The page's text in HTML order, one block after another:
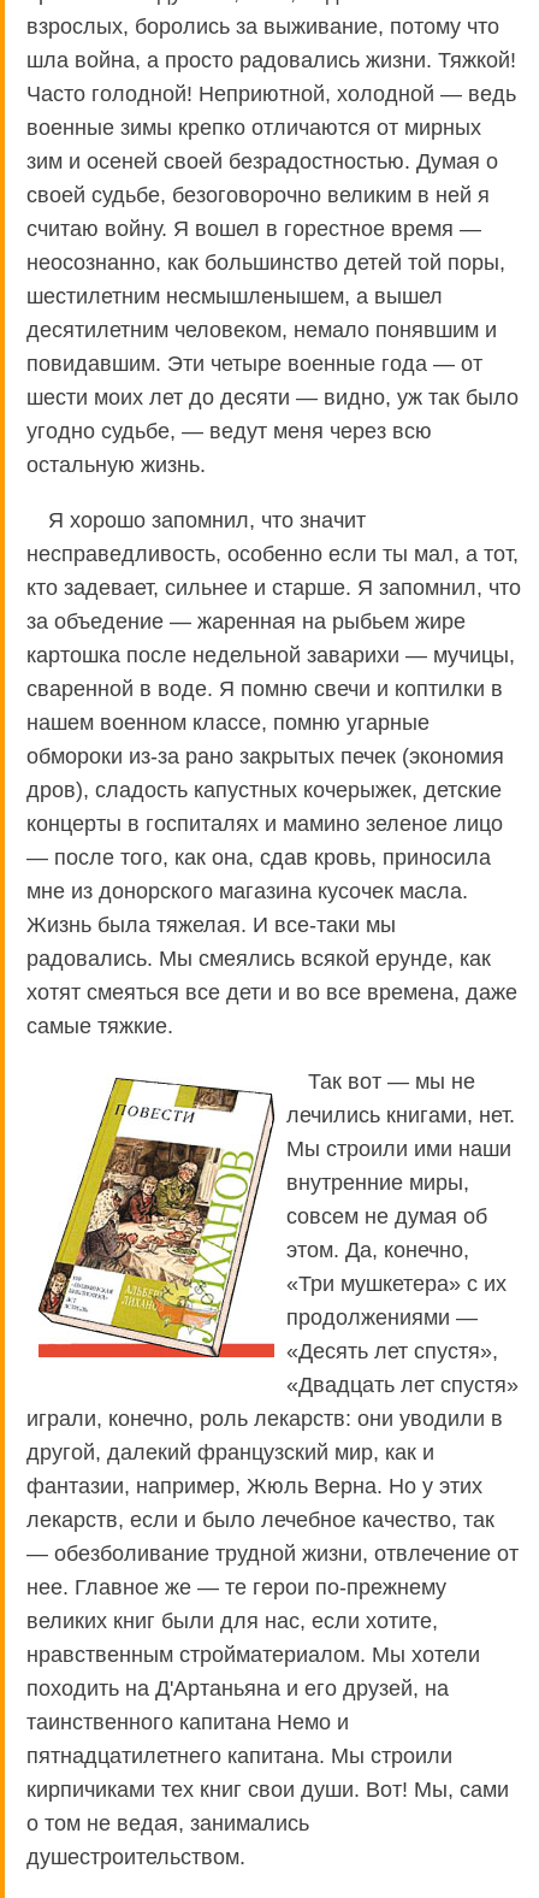
взрослых, боролись за выживание, потому что
шла война, а просто радовались жизни. Тяжкой!
Часто голодной! Неприютной, холодной — ведь
военные зимы крепко отличаются от мирных
зим и осеней своей безрадостностью. Думая о
своей судьбе, безоговорочно великим в ней я
считаю войну. Я вошел в горестное время —
неосознанно, как большинство детей той поры,
шестилетним несмышленышем, а вышел
десятилетним человеком, немало понявшим и
повидавшим. Эти четыре военные года — от
шести моих лет до десяти — видно, уж так было
угодно судьбе, — ведут меня через всю
остальную жизнь.
Я хорошо запомнил, что значит
несправедливость, особенно если ты мал, а тот,
кто задевает, сильнее и старше. Я запомнил, что
за объедение — жаренная на рыбьем жире
картошка после недельной заварихи — мучицы,
сваренной в воде. Я помню свечи и коптилки в
нашем военном классе, помню угарные
обмороки из-за рано закрытых печек (экономия
дров), сладость капустных кочерыжек, детские
концерты в госпиталях и мамино зеленое лицо
— после того, как она, сдав кровь, приносила
мне из донорского магазина кусочек масла.
Жизнь была тяжелая. И все-таки мы
радовались. Мы смеялись всякой ерунде, как
хотят смеяться все дети и во все времена, даже
самые тяжкие.
Так вот — мы не
лечились книгами, нет.
Мы строили ими наши
внутренние миры,
совсем не думая об
этом. Да, конечно,
«Три мушкетера» с их
продолжениями —
«Десять лет спустя»,
«Двадцать лет спустя»
играли, конечно, роль лекарств: они уводили в
другой, далекий французский мир, как и
фантазии, например, Жюль Верна. Но у этих
лекарств, если и было лечебное качество, так
— обезболивание трудной жизни, отвлечение от
нее. Главное же — те герои по-прежнему
великих книг были для нас, если хотите,
нравственным стройматериалом. Мы хотели
походить на Д'Артаньяна и его друзей, на
таинственного капитана Немо и
пятнадцатилетнего капитана. Мы строили
кирпичиками тех книг свои души. Вот! Мы, сами
о том не ведая, занимались
душестроительством.